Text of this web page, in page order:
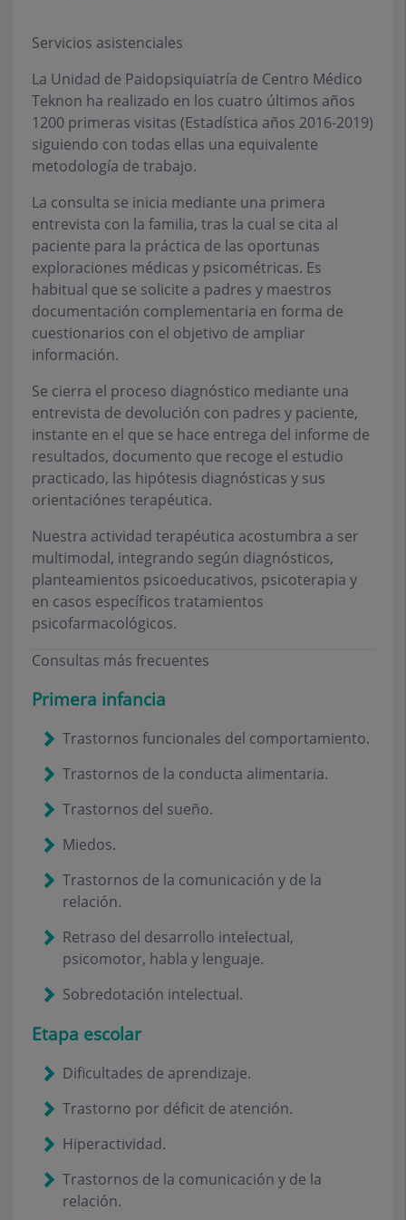
Servicios asistenciales
La Unidad de Paidopsiquiatría de Centro Médico
Teknon ha realizado en los cuatro últimos años
1200 primeras visitas (Estadística años 2016-2019)
siguiendo con todas ellas una equivalente
metodología de trabajo.
La consulta se inicia mediante una primera
entrevista con la familia, tras la cual se cita al
paciente para la práctica de las oportunas
exploraciones médicas y psicométricas. Es
habitual que se solicite a padres y maestros
documentación complementaria en forma de
cuestionarios con el objetivo de ampliar
información.
Se cierra el proceso diagnóstico mediante una
entrevista de devolución con padres y paciente,
instante en el que se hace entrega del informe de
resultados, documento que recoge el estudio
practicado, las hipótesis diagnósticas y sus
orientaciónes terapéutica.
Nuestra actividad terapéutica acostumbra a ser
multimodal, integrando según diagnósticos,
planteamientos psicoeducativos, psicoterapia y
en casos específicos tratamientos
psicofarmacológicos.
Consultas más frecuentes
Primera infancia
Trastornos funcionales del comportamiento.
Trastornos de la conducta alimentaria.
Trastornos del sueño.
Miedos.
Trastornos de la comunicación y de la
relación.
Retraso del desarrollo intelectual,
psicomotor, habla y lenguaje.
Sobredotación intelectual.
Etapa escolar
Dificultades de aprendizaje.
Trastorno por déficit de atención.
Hiperactividad.
Trastornos de la comunicación y de la
relación.